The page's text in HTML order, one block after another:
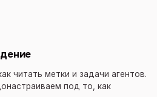
читать метки и задачи агентов.
под то, как